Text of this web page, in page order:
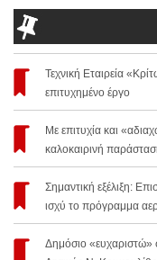
Τεχνική Εταιρεία
επιτυχημένο έργο
Με επιτυχία και
καλοκαιρινή
Σημαντική εξέλιξη:
ισχύ το πρόγραμμα
Δημόσιο